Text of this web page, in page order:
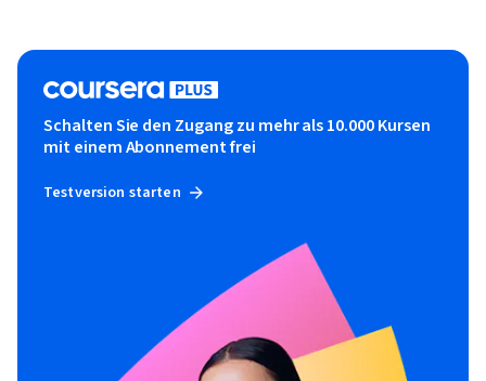
Schalten Sie den Zugang zu mehr als 10.000 Kursen
mit einem Abonnement frei
Testversion starten